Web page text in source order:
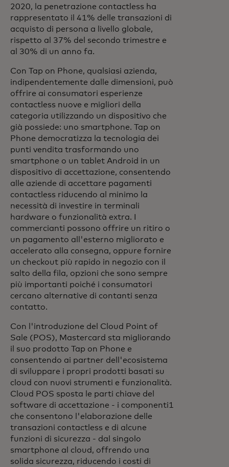
2020, la penetrazione contactless ha
rappresentato il 41% delle transazioni di
acquisto di persona a livello globale,
rispetto al 37% del secondo trimestre e
al 30% di un anno fa.
Con Tap on Phone, qualsiasi azienda,
indipendentemente dalle dimensioni, può
offrire ai consumatori esperienze
contactless nuove e migliori della
categoria utilizzando un dispositivo che
già possiede: uno smartphone. Tap on
Phone democratizza la tecnologia dei
punti vendita trasformando uno
smartphone o un tablet Android in un
dispositivo di accettazione, consentendo
alle aziende di accettare pagamenti
contactless riducendo al minimo la
necessità di investire in terminali
hardware o funzionalità extra. I
commercianti possono offrire un ritiro o
un pagamento all'esterno migliorato e
accelerato alla consegna, oppure fornire
un checkout più rapido in negozio con il
salto della fila, opzioni che sono sempre
più importanti poiché i consumatori
cercano alternative di contanti senza
contatto.
Con l'introduzione del Cloud Point of
Sale (POS), Mastercard sta migliorando
il suo prodotto Tap on Phone e
consentendo ai partner dell'ecosistema
di sviluppare i propri prodotti basati su
cloud con nuovi strumenti e funzionalità.
Cloud POS sposta le parti chiave del
software di accettazione - i componenti1
che consentono l'elaborazione delle
transazioni contactless e di alcune
funzioni di sicurezza - dal singolo
smartphone al cloud, offrendo una
solida sicurezza, riducendo i costi di